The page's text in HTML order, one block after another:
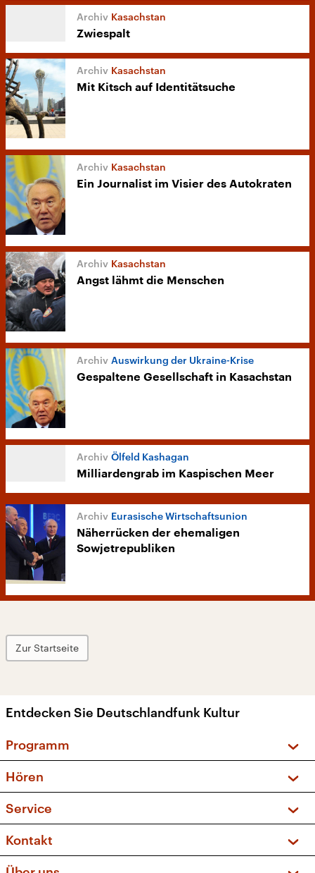
Kasachstan
Zwiespalt
Kasachstan
Mit Kitsch auf Identitätsuche
Kasachstan
Ein Journalist im Visier des Autokraten
Kasachstan
Angst lähmt die Menschen
Auswirkung der Ukraine-Krise
Gespaltene Gesellschaft in Kasachstan
Ölfeld Kashagan
Milliardengrab im Kaspischen Meer
Eurasische Wirtschaftsunion
Näherrücken der ehemaligen
Sowjetrepubliken
Zur Startseite
Entdecken Sie Deutschlandfunk Kultur
Programm
Sendungen und Podcasts
Musikliste
Kakadu – Das Kinderprogramm
Hören
Frequenzen (UKW + DAB+)
Service
FAQ
Apps
Kontakt